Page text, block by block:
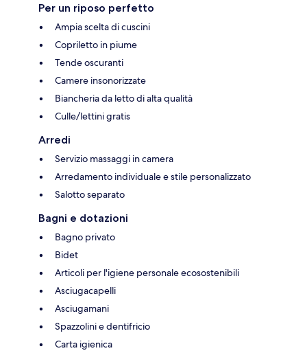
Per un riposo perfetto
Ampia scelta di cuscini
Copriletto in piume
Tende oscuranti
Camere insonorizzate
Biancheria da letto di alta qualità
Culle/lettini gratis
Arredi
Servizio massaggi in camera
Arredamento individuale e stile personalizzato
Salotto separato
Bagni e dotazioni
Bagno privato
Bidet
Articoli per l'igiene personale ecosostenibili
Asciugacapelli
Asciugamani
Spazzolini e dentifricio
Carta igienica